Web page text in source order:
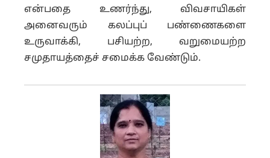
என்பதை உணர்ந்து, விவசாயிகள்
அனைவரும் கலப்புப் பண்ணைகளை
உருவாக்கி, பசியற்ற, வறுமையற்ற
சமுதாயத்தைச் சமைக்க வேண்டும்.